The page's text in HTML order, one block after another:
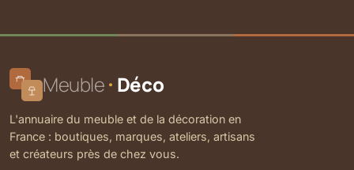
Meuble Déco
L'annuaire du meuble et de la décoration en
France : boutiques, marques, ateliers, artisans
et créateurs près de chez vous.